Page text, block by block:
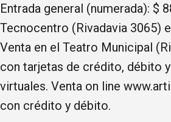
Entrada general (numerada): $
Tecnocentro (Rivadavia 3065)
Venta en el Teatro Municipal
con tarjetas de crédito, débito
virtuales. Venta on line
con crédito y débito.